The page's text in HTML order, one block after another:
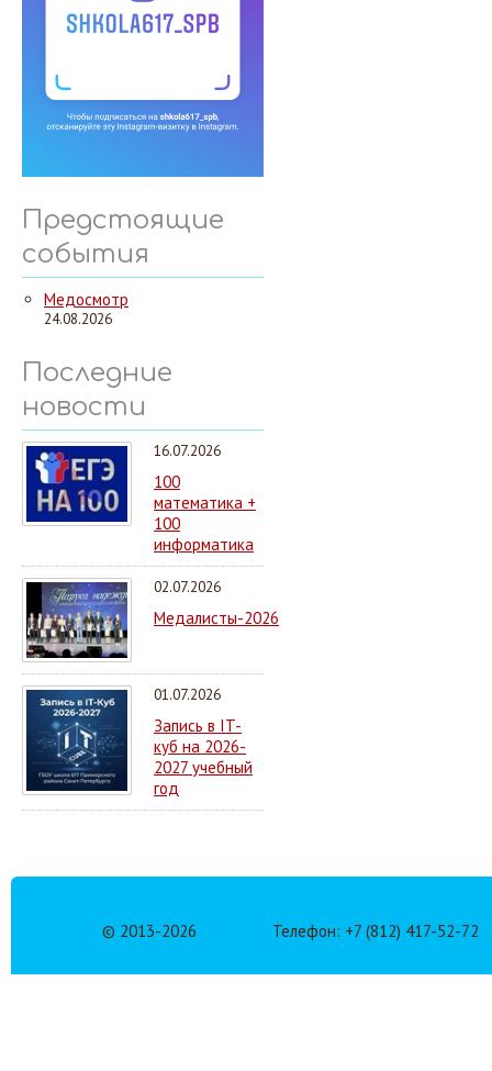
Предстоящие
события
Медосмотр
24.08.2026
Последние
новости
16.07.2026
100
математика +
100
информатика
02.07.2026
Медалисты-2026
01.07.2026
Запись в IT-
куб на 2026-
2027 учебный
год
© 2013-2026 Телефон: +7 (812) 417-52-72